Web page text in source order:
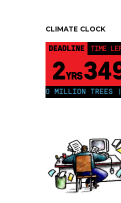
CLIMATE CLOCK
DEADLINE TIME
2YRS
250 MILLION TREES |